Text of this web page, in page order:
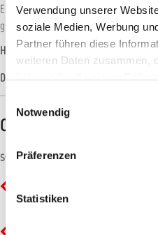
Verwendung unserer
soziale Medien, Werbung
Partner führen diese
weiteren Daten zusammen,
Einwilligungsauswahl
Notwendig
Präferenzen
Statistiken
Ein klarer, hochglänzender
großer Witterungsbeständigkeit. Bietet
Hersteller-Informationen
Datenblätter
CLP-/REACH-Hinweise
Symbole